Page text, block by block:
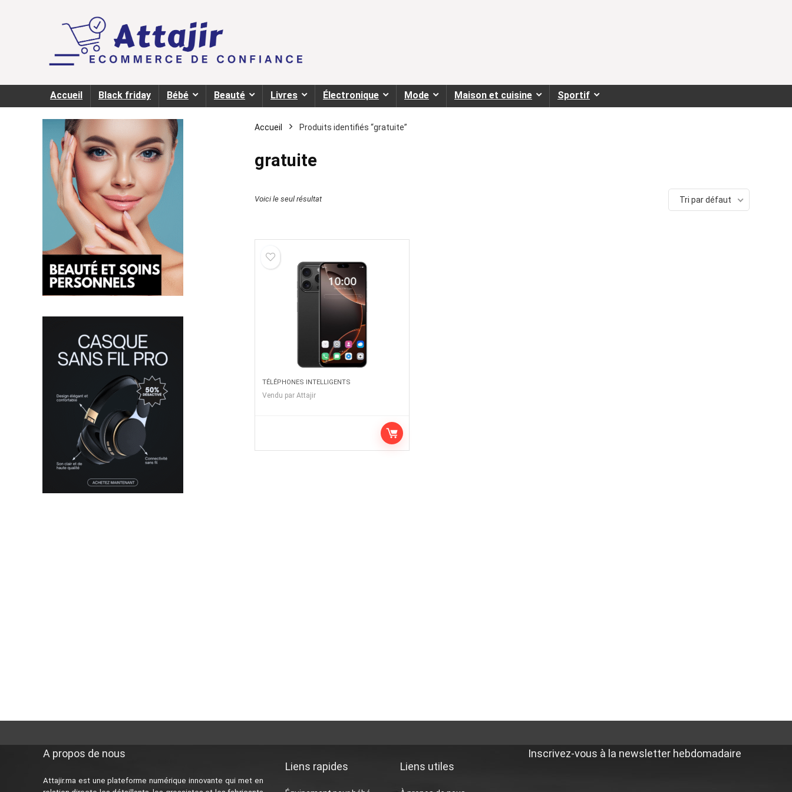
Accueil Black friday Bébé Beauté Livres Électronique Mode Maison et cuisine Sportif
Accueil Produits identifiés “gratuite”
gratuite
Voici le seul résultat Tri par défaut
TÉLÉPHONES INTELLIGENTS
Vendu par Attajir
A propos de nous
Attajir.ma est une plateforme numérique innovante qui met en
Liens rapides Liens utiles
Inscrivez-vous à la newsletter hebdomadaire